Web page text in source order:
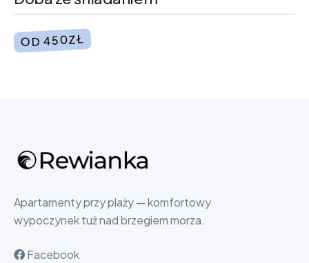
OD 450ZŁ
Apartamenty przy plaży — komfortowy
wypoczynek tuż nad brzegiem morza.
Facebook